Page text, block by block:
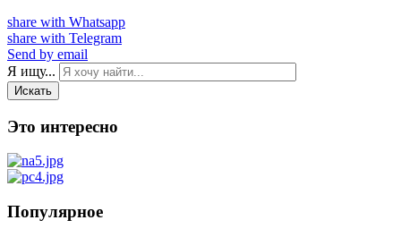
share with Whatsapp
share with Telegram
Send by email
Я ищу...
Искать
Это интересно
Популярное